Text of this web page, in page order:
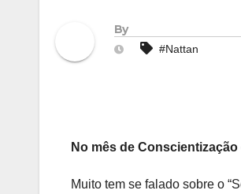
By
#Nattan
No mês de
Muito tem se falado sobre o